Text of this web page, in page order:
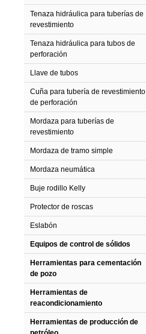
Tenaza hidráulica para tuberías de
revestimiento
Tenaza hidráulica para tubos de
perforación
Llave de tubos
Cuña para tubería de revestimiento
de perforación
Mordaza para tuberías de
revestimiento
Mordaza de tramo simple
Mordaza neumática
Buje rodillo Kelly
Protector de roscas
Eslabón
Equipos de control de sólidos
Herramientas para cementación
de pozo
Herramientas de
reacondicionamiento
Herramientas de producción de